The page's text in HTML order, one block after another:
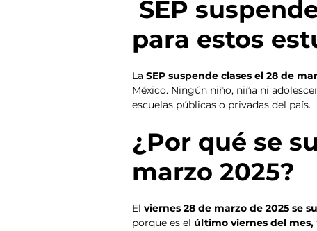
para estos
La SEP suspende clases el 28 de
México. Ningún niño, niña ni
escuelas públicas o privadas del país.
¿Por qué se
marzo 2025?
El viernes 28 de marzo de 2025 se
porque es el último viernes del mes,